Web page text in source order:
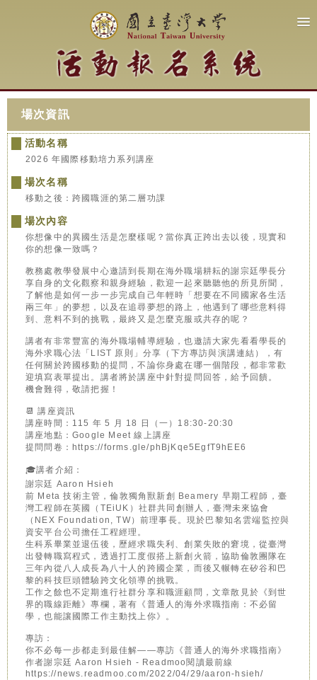
場次資訊
活動名稱
2026 年國際移動培力系列講座
場次名稱
移動之後：跨國職涯的第二層功課
場次內容
你想像中的異國生活是怎麼樣呢？當你真正跨出去以後，現實和
你的想像一致嗎？
教務處教學發展中心邀請到長期在海外職場耕耘的謝宗廷學長分
享自身的文化觀察和親身經驗，歡迎一起來聽聽他的所見所聞，
了解他是如何一步一步完成自己年輕時「想要在不同國家各生活
兩三年」的夢想，以及在追尋夢想的路上，他遇到了哪些意料得
到、意料不到的挑戰，最終又是怎麼克服或共存的呢？
講者有非常豐富的海外職場輔導經驗，也邀請大家先看看學長的
海外求職心法「LIST 原則」分享（下方專訪與演講連結），有
任何關於跨國移動的提問，不論你身處在哪一個階段，都非常歡
迎填寫表單提出。講者將於講座中針對提問回答，給予回饋。
機會難得，敬請把握！
📆 講座資訊
講座時間：115 年 5 月 18 日（一）18:30-20:30
講座地點：Google Meet 線上講座
提問問卷：https://forms.gle/phBjKqe5EgfT9hEE6
🎓講者介紹：
謝宗廷 Aaron Hsieh
前 Meta 技術主管，倫敦獨角獸新創 Beamery 早期工程師，臺
灣工程師在英國（TEiUK）社群共同創辦人，臺灣未來協會
（NEX Foundation, TW）前理事長。現於巴黎知名雲端監控與
資安平台公司擔任工程經理。
生科系畢業並退伍後，歷經求職失利、創業失敗的窘境，從臺灣
出發轉職寫程式，透過打工度假搭上新創火箭，協助倫敦團隊在
三年內從八人成長為八十人的跨國企業，而後又輾轉在矽谷和巴
黎的科技巨頭體驗跨文化領導的挑戰。
工作之餘也不定期進行社群分享和職涯顧問，文章散見於《到世
界的職線距離》專欄，著有《普通人的海外求職指南：不必留
學，也能讓國際工作主動找上你》。
專訪：
你不必每一步都走到最佳解——專訪《普通人的海外求職指南》
作者謝宗廷 Aaron Hsieh - Readmoo閱讀最前線
https://news.readmoo.com/2022/04/29/aaron-hsieh/